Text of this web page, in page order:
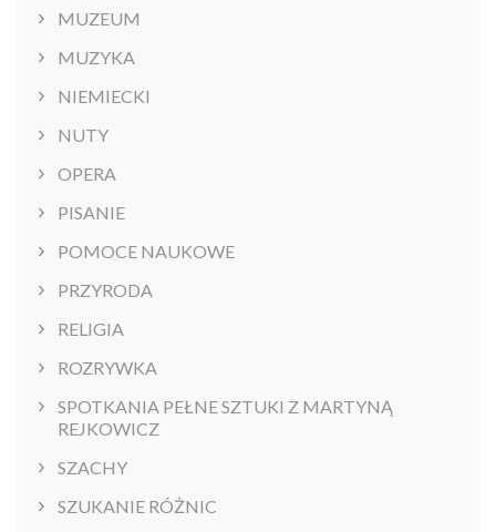
MUZEUM
MUZYKA
NIEMIECKI
NUTY
OPERA
PISANIE
POMOCE NAUKOWE
PRZYRODA
RELIGIA
ROZRYWKA
SPOTKANIA PEŁNE SZTUKI Z MARTYNĄ
REJKOWICZ
SZACHY
SZUKANIE RÓŻNIC